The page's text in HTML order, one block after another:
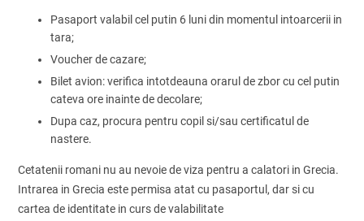
Pasaport valabil cel putin 6 luni din momentul intoarcerii in
tara;
Voucher de cazare;
Bilet avion: verifica intotdeauna orarul de zbor cu cel putin
cateva ore inainte de decolare;
Dupa caz, procura pentru copil si/sau certificatul de
nastere.
Cetatenii romani nu au nevoie de viza pentru a calatori in Grecia.
Intrarea in Grecia este permisa atat cu pasaportul, dar si cu
cartea de identitate in curs de valabilitate